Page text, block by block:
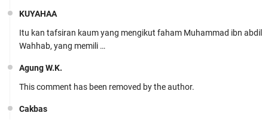
KUYAHAA
Itu kan tafsiran kaum yang mengikut faham Muhammad ibn abdil
Wahhab, yang memili …
Agung W.K.
This comment has been removed by the author.
Cakbas